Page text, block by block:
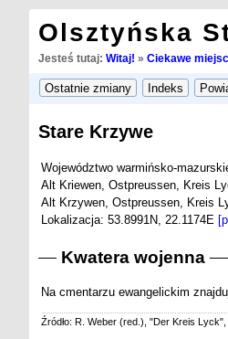
Olsztyńska
Jesteś tutaj: Witaj! » Ciekawe
Stare Krzywe
Województwo warmińsko-
Alt Kriewen, Ostpreussen, Kreis
Alt Krzywen, Ostpreussen, Kreis
Lokalizacja: 53.8991N, 22.1174E
Kwatera wojenna
Na cmentarzu ewangelickim
Źródło: R. Weber (red.), "Der Kreis